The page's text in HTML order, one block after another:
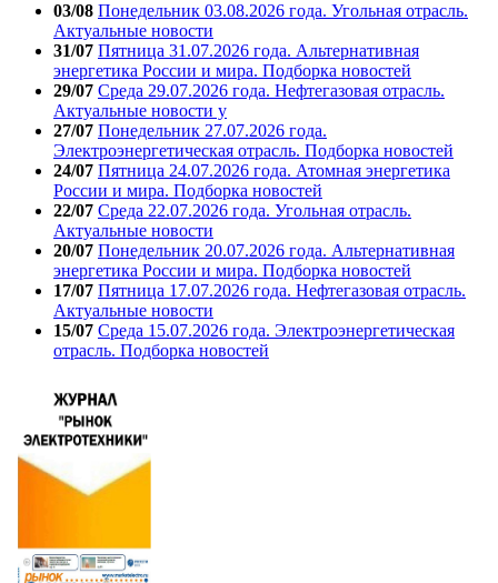
03/08 Понедельник 03.08.2026 года. Угольная отрасль.
Актуальные новости
31/07 Пятница 31.07.2026 года. Альтернативная
энергетика России и мира. Подборка новостей
29/07 Среда 29.07.2026 года. Нефтегазовая отрасль.
Актуальные новости у
27/07 Понедельник 27.07.2026 года.
Электроэнергетическая отрасль. Подборка новостей
24/07 Пятница 24.07.2026 года. Атомная энергетика
России и мира. Подборка новостей
22/07 Среда 22.07.2026 года. Угольная отрасль.
Актуальные новости
20/07 Понедельник 20.07.2026 года. Альтернативная
энергетика России и мира. Подборка новостей
17/07 Пятница 17.07.2026 года. Нефтегазовая отрасль.
Актуальные новости
15/07 Среда 15.07.2026 года. Электроэнергетическая
отрасль. Подборка новостей